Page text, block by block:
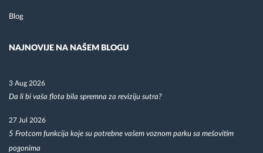
Blog
NAJNOVIJE NA NAŠEM BLOGU
3 Aug 2026
Da li bi vaša flota bila spremna za reviziju sutra?
27 Jul 2026
5 Frotcom funkcija koje su potrebne vašem voznom parku sa mešovitim
pogonima